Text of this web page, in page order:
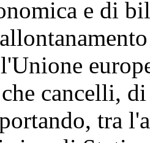
e di
cancelli,
tra